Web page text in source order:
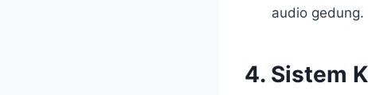
audio gedung.
4. Sistem